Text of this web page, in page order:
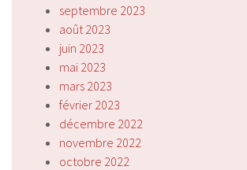
septembre 2023
août 2023
juin 2023
mai 2023
mars 2023
février 2023
décembre 2022
novembre 2022
octobre 2022